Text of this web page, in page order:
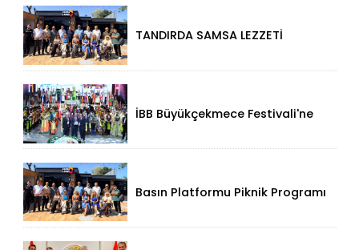
TANDIRDA SAMSA LEZZETİ
İBB Büyükçekmece Festivali'ne
Basın Platformu Piknik Programı